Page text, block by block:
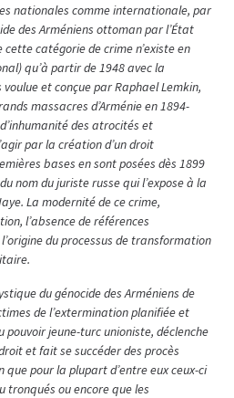
nationales comme internationale, par
des Arméniens ottoman par l’État
catégorie de crime n’existe en
qu’à partir de 1948 avec la
et conçue par Raphael Lemkin,
massacres d’Arménie en 1894-
des atrocités et
par la création d’un droit
bases en sont posées dès 1899
nom du juriste russe qui l’expose à la
La modernité de ce crime,
l’absence de références
du processus de transformation
du génocide des Arméniens de
de l’extermination planifiée et
jeune-turc unioniste, déclenche
et fait se succéder des procès
pour la plupart d’entre eux ceux-ci
tronqués ou encore que les